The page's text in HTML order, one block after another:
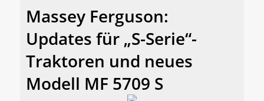
Massey Ferguson:
Updates für „S-Serie“-
Traktoren und neues
Modell MF 5709 S